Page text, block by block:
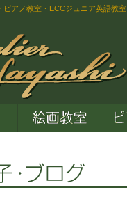
ピアノ教室・ECCジュニア英語教室